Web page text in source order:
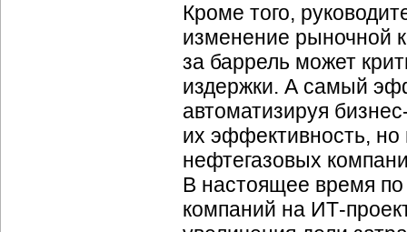
Кроме того,
изменение рыночной
за баррель может
издержки. А самый
автоматизируя
их эффективность, но
нефтегазовых
В настоящее время
компаний на ИТ-